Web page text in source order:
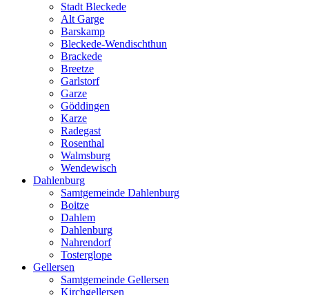
Stadt Bleckede
Alt Garge
Barskamp
Bleckede-Wendischthun
Brackede
Breetze
Garlstorf
Garze
Göddingen
Karze
Radegast
Rosenthal
Walmsburg
Wendewisch
Dahlenburg
Samtgemeinde Dahlenburg
Boitze
Dahlem
Dahlenburg
Nahrendorf
Tosterglope
Gellersen
Samtgemeinde Gellersen
Kirchgellersen